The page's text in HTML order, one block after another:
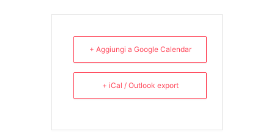
+ Aggiungi a Google Calendar
+ iCal / Outlook export